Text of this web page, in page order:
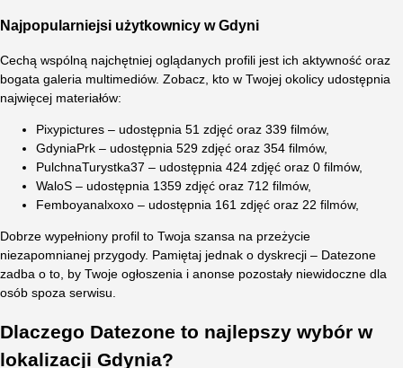
Najpopularniejsi użytkownicy w Gdyni
Cechą wspólną najchętniej oglądanych profili jest ich aktywność oraz
bogata galeria multimediów. Zobacz, kto w Twojej okolicy udostępnia
najwięcej materiałów:
Pixypictures – udostępnia 51 zdjęć oraz 339 filmów,
GdyniaPrk – udostępnia 529 zdjęć oraz 354 filmów,
PulchnaTurystka37 – udostępnia 424 zdjęć oraz 0 filmów,
WaloS – udostępnia 1359 zdjęć oraz 712 filmów,
Femboyanalxoxo – udostępnia 161 zdjęć oraz 22 filmów,
Dobrze wypełniony profil to Twoja szansa na przeżycie
niezapomnianej przygody. Pamiętaj jednak o dyskrecji – Datezone
zadba o to, by Twoje ogłoszenia i anonse pozostały niewidoczne dla
osób spoza serwisu.
Dlaczego Datezone to najlepszy wybór w
lokalizacji Gdynia?